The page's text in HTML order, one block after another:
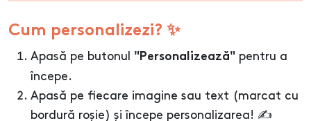
Cum personalizezi? ✨
Apasă pe butonul "Personalizează" pentru a
începe.
Apasă pe fiecare imagine sau text (marcat cu
bordură roșie) și începe personalizarea! ✍️